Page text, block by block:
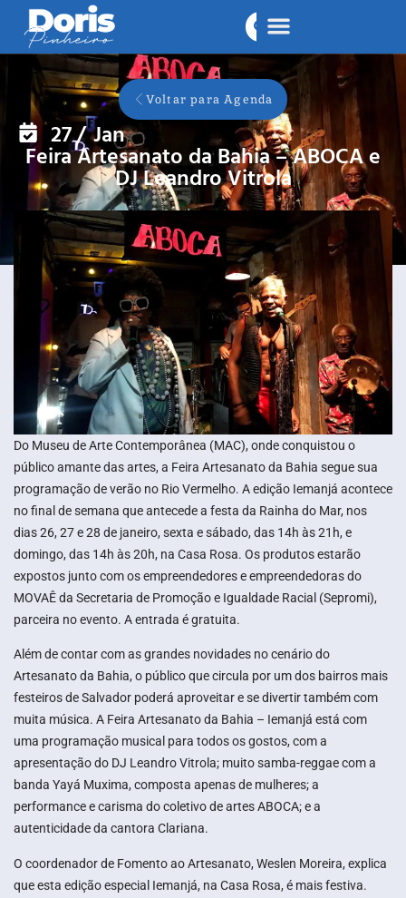
Voltar para Agenda
27/ Jan
Feira Artesanato da Bahia – ABOCA e
DJ Leandro Vitrola
Do Museu de Arte Contemporânea (MAC), onde conquistou o
público amante das artes, a Feira Artesanato da Bahia segue sua
programação de verão no Rio Vermelho. A edição Iemanjá acontece
no final de semana que antecede a festa da Rainha do Mar, nos
dias 26, 27 e 28 de janeiro, sexta e sábado, das 14h às 21h, e
domingo, das 14h às 20h, na Casa Rosa. Os produtos estarão
expostos junto com os empreendedores e empreendedoras do
MOVAÊ da Secretaria de Promoção e Igualdade Racial (Sepromi),
parceira no evento. A entrada é gratuita.
Além de contar com as grandes novidades no cenário do
Artesanato da Bahia, o público que circula por um dos bairros mais
festeiros de Salvador poderá aproveitar e se divertir também com
muita música. A Feira Artesanato da Bahia – Iemanjá está com
uma programação musical para todos os gostos, com a
apresentação do DJ Leandro Vitrola; muito samba-reggae com a
banda Yayá Muxima, composta apenas de mulheres; a
performance e carisma do coletivo de artes ABOCA; e a
autenticidade da cantora Clariana.
O coordenador de Fomento ao Artesanato, Weslen Moreira, explica
que esta edição especial Iemanjá, na Casa Rosa, é mais festiva.